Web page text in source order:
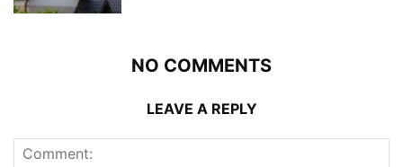
NO COMMENTS
LEAVE A REPLY